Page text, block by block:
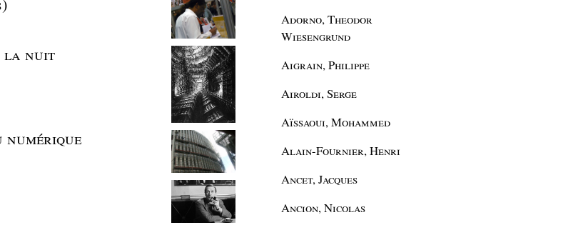
la nuit
numérique
Adorno, Theodor
Wiesengrund
Aigrain, Philippe
Airoldi, Serge
Aïssaoui, Mohammed
Alain-Fournier, Henri
Ancet, Jacques
Ancion, Nicolas